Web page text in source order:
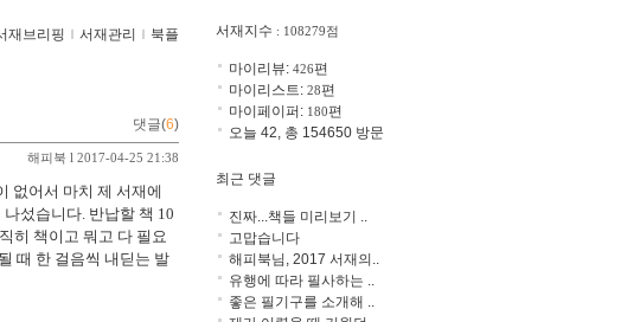
재브리핑 ｌ 서재관리 ｌ 북플
댓글(6)
해피북 l 2017-04-25 21:38
없어서 마치 제 서재에
섰습니다. 반납할 책 10
히 책이고 뭐고 다 필요
때 한 걸음씩 내딛는 발
서재지수 : 108279점
마이리뷰: 426편
마이리스트: 28편
마이페이퍼: 180편
오늘 42, 총 154650 방문
최근 댓글
진짜...책들 미리보기 ..
고맙습니다
해피북님, 2017 서재의..
유행에 따라 필사하는 ..
좋은 필기구를 소개해 ..